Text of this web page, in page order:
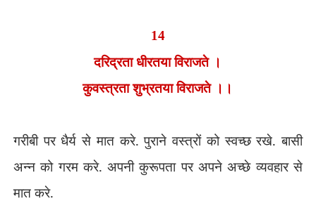
14
दरिद्रता धीरतया विराजते ।
कुवस्त्रता शुभ्रतया विराजते ।।
गरीबी पर धैर्य से मात करे. पुराने वस्त्रों को स्वच्छ रखे. बासी
अन्न को गरम करे. अपनी कुरूपता पर अपने अच्छे व्यवहार से
मात करे.